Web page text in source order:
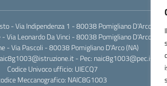
- Via Indipendenza 1 - 80038 Pomigliano D'Arco (NA)
Via Leonardo Da Vinci - 80038 Pomigliano D'Arco (NA)
- Via Pascoli - 80038 Pomigliano D'Arco (NA)
- Pec:
Codice Univoco ufficio: UIECQ7
Meccanografico: NAIC8G1003